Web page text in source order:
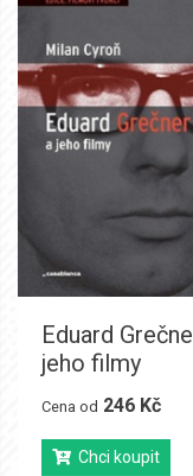
Eduard
jeho filmy
Cena od 246 Kč
Chci koupit